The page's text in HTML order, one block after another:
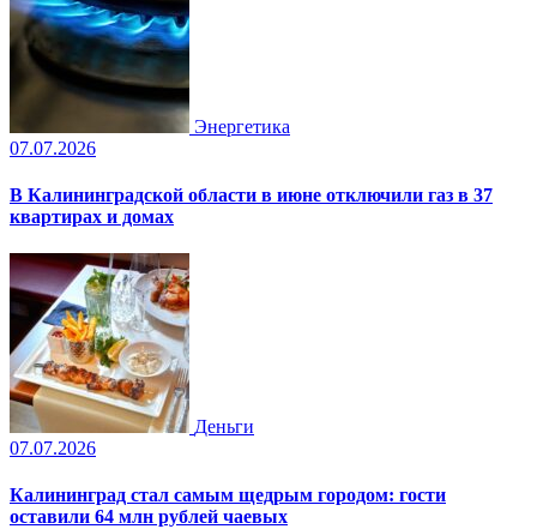
Энергетика
07.07.2026
В Калининградской области в июне отключили газ в 37
квартирах и домах
Деньги
07.07.2026
Калининград стал самым щедрым городом: гости
оставили 64 млн рублей чаевых